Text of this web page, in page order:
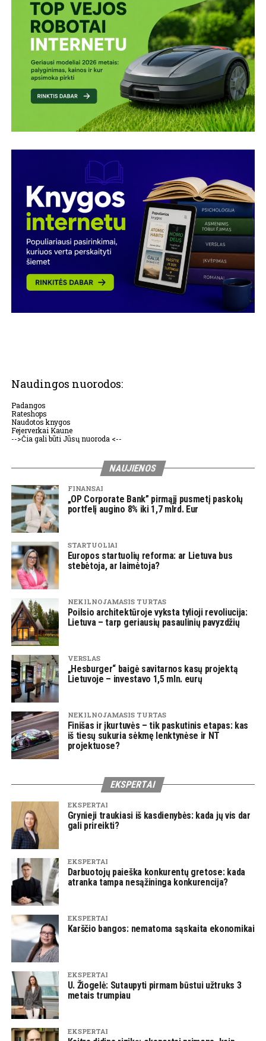
Naudingos nuorodos:
Padangos
Rateshops
Naudotos knygos
Fejerverkai Kaune
-->Čia gali būti Jūsų nuoroda <--
NAUJIENOS
FINANSAI
„OP Corporate Bank” pirmąjį pusmetį paskolų
portfelį augino 8% iki 1,7 mlrd. Eur
STARTUOLIAI
Europos startuolių reforma: ar Lietuva bus
stebėtoja, ar laimėtoja?
NEKILNOJAMASIS TURTAS
Poilsio architektūroje vyksta tylioji revoliucija:
Lietuva – tarp geriausių pasaulinių pavyzdžių
VERSLAS
„Hesburger“ baigė savitarnos kasų projektą
Lietuvoje – investavo 1,5 mln. eurų
NEKILNOJAMASIS TURTAS
Finišas ir įkurtuvės – tik paskutinis etapas: kas
iš tiesų sukuria sėkmę lenktynėse ir NT
projektuose?
EKSPERTAI
EKSPERTAI
Grynieji traukiasi iš kasdienybės: kada jų vis dar
gali prireikti?
EKSPERTAI
Darbuotojų paieška konkurentų gretose: kada
atranka tampa nesąžininga konkurencija?
EKSPERTAI
Karščio bangos: nematoma sąskaita ekonomikai
EKSPERTAI
U. Žiogelė: Sutaupyti pirmam būstui užtruks 3
metais trumpiau
EKSPERTAI